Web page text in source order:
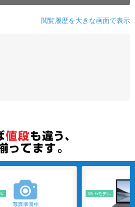
閲覧履歴を大きな画面で表示
Wi-Fiモデル